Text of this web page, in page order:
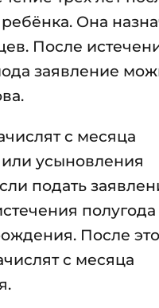
Она
После
заявление
с месяца
усыновления
подать
полугода
После
с месяца